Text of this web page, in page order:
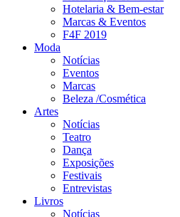
Hotelaria & Bem-estar
Marcas & Eventos
F4F 2019
Moda
Notícias
Eventos
Marcas
Beleza /Cosmética
Artes
Notícias
Teatro
Dança
Exposições
Festivais
Entrevistas
Livros
Notícias